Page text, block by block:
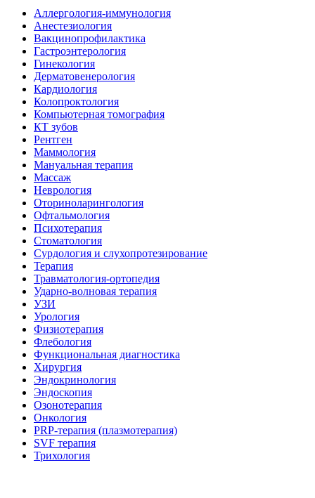
Аллергология-иммунология
Анестезиология
Вакцинопрофилактика
Гастроэнтерология
Гинекология
Дерматовенерология
Кардиология
Колопроктология
Компьютерная томография
КТ зубов
Рентген
Маммология
Мануальная терапия
Массаж
Неврология
Оториноларингология
Офтальмология
Психотерапия
Стоматология
Сурдология и слухопротезирование
Терапия
Травматология-ортопедия
Ударно-волновая терапия
УЗИ
Урология
Физиотерапия
Флебология
Функциональная диагностика
Хирургия
Эндокринология
Эндоскопия
Озонотерапия
Онкология
PRP-терапия (плазмотерапия)
SVF терапия
Трихология